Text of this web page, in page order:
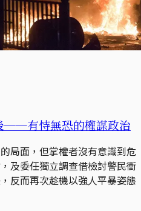
──有恃無恐的權謀政治
局面，但掌權者沒有意識到危
及委任獨立調查借檢討警民衝
反而再次趁機以強人平暴姿態